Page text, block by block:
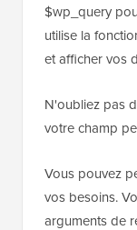
$wp_query
utilise la
et afficher vos
N'oubliez pas
votre champ
Vous pouvez
vos besoins.
arguments de